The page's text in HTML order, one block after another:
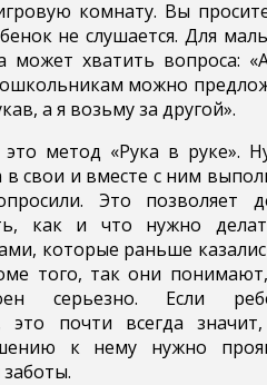
комнату. Вы
не слушается. Для
может хватить вопроса:
можно
а я возьму за другой».
это метод «Рука в руке».
в свои и вместе с ним
Это позволяет
как и что нужно
которые раньше
того, так они
серьезно. Если
это почти всегда
к нему нужно